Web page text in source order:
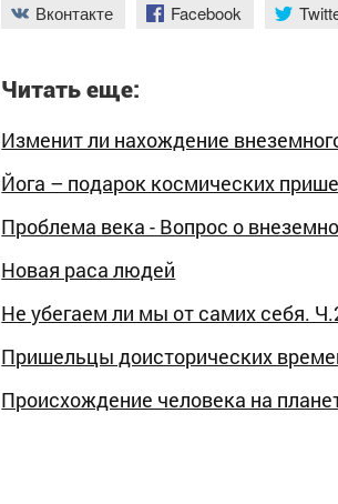
Вконтакте Facebook
Читать еще:
Изменит ли нахождение
Йога – подарок космических
Проблема века - Вопрос о
Новая раса людей
Не убегаем ли мы от самих себя.
Пришельцы доисторических
Происхождение человека на